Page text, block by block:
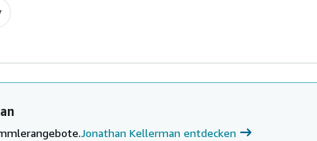
Jonathan Kellerman entdecken